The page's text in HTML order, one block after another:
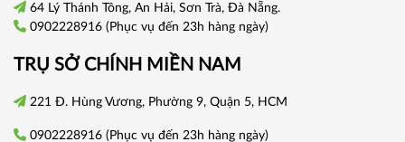
64 Lý Thánh Tông, An Hải, Sơn Trà, Đà Nẵng.
0902228916(Phục vụ đến 23h hàng ngày)
TRỤ SỞ CHÍNH MIỀN NAM
221 Đ. Hùng Vương, Phường 9, Quận 5, HCM
0902228916(Phục vụ đến 23h hàng ngày)